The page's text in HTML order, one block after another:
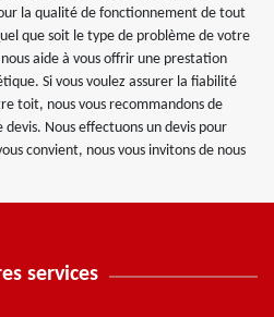
la qualité de fonctionnement de tout
que soit le type de problème de votre
aide à vous offrir une prestation
Si vous voulez assurer la fiabilité
toit, nous vous recommandons de
Nous effectuons un devis pour
convient, nous vous invitons de nous
services